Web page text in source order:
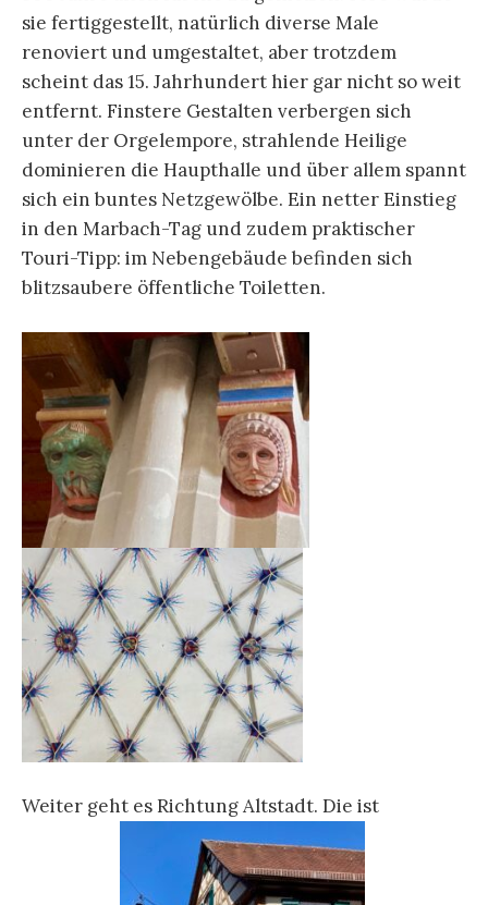
sie fertiggestellt, natürlich diverse Male
renoviert und umgestaltet, aber trotzdem
scheint das 15. Jahrhundert hier gar nicht so weit
entfernt. Finstere Gestalten verbergen sich
unter der Orgelempore, strahlende Heilige
dominieren die Haupthalle und über allem spannt
sich ein buntes Netzgewölbe. Ein netter Einstieg
in den Marbach-Tag und zudem praktischer
Touri-Tipp: im Nebengebäude befinden sich
blitzsaubere öffentliche Toiletten.
Weiter geht es Richtung Altstadt. Die ist